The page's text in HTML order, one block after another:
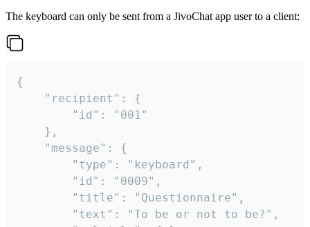
The keyboard can only be sent from a JivoChat app user to a client:
{